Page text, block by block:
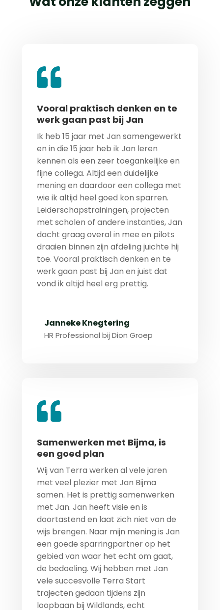
Vooral praktisch denken en te
werk gaan past bij Jan
Ik heb 15 jaar met Jan samengewerkt
en in die 15 jaar heb ik Jan leren
kennen als een zeer toegankelijke en
fijne collega. Altijd een duidelijke
mening en daardoor een collega met
wie ik altijd heel goed kon sparren.
Leiderschapstrainingen, projecten
met scholen of andere instanties, Jan
dacht graag overal in mee en pilots
draaien binnen zijn afdeling juichte hij
toe. Vooral praktisch denken en te
werk gaan past bij Jan en juist dat
vond ik altijd heel erg prettig.
Janneke Knegtering
HR Professional bij Dion Groep
Samenwerken met Bijma, is
een goed plan
Wij van Terra werken al vele jaren
met veel plezier met Jan Bijma
samen. Het is prettig samenwerken
met Jan. Jan heeft visie en is
doortastend en laat zich niet van de
wijs brengen. Naar mijn mening is Jan
een goede sparringpartner op het
gebied van waar het echt om gaat,
de bedoeling. Wij hebben met Jan
vele succesvolle Terra Start
trajecten gedaan tijdens zijn
loopbaan bij Wildlands, echt